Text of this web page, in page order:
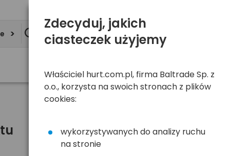
Zdecyduj, jakich
ciasteczek użyjemy
Właściciel hurt.com.pl, firma Baltrade Sp. z
o.o., korzysta na swoich stronach z plików
cookies:
wykorzystywanych do analizy ruchu
na stronie